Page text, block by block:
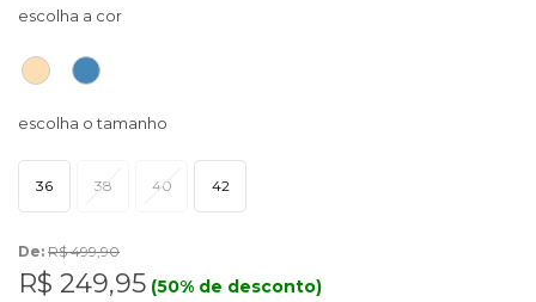
36 38 40 42
De: R$ 499,90
R$ 249,95 (50% de desconto)